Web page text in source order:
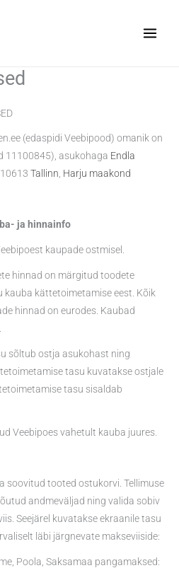
(edaspidi Veebipood) omanik on
11100845), asukohaga Endla
Tallinn, Harju maakond
ja hinnainfo
kaupade ostmisel.
hinnad on märgitud toodete
kauba kättetoimetamise eest. Kõik
hinnad on eurodes. Kaubad
sõltub ostja asukohast ning
tasu kuvatakse ostjale
tasu sisaldab
Veebipoes vahetult kauba juures.
soovitud tooted ostukorvi. Tellimuse
andmeväljad ning valida sobiv
Seejärel kuvatakse ekraanile tasu
läbi järgnevate makseviiside:
Poola, Saksamaa pangamaksed: